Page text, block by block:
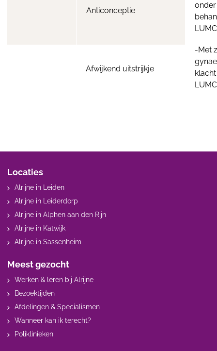
onder
-Met
Anticonceptie
Afwijkend uitstrijkje
Locaties
Alrijne in Leiden
Alrijne in Leiderdorp
Alrijne in Alphen aan den Rijn
Alrijne in Katwijk
Alrijne in Sassenheim
Meest gezocht
Werken & leren bij Alrijne
Bezoektijden
Afdelingen & Specialismen
Wanneer kan ik terecht?
Poliklinieken